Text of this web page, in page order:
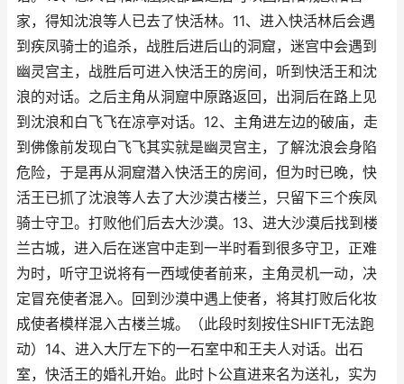
家，得知沈浪等人已去了快活林。11、进入快活林后会遇
到疾凤骑士的追杀，战胜后进后山的洞窟，迷宫中会遇到
幽灵宫主，战胜后可进入快活王的房间，听到快活王和沈
浪的对话。之后主角从洞窟中原路返回，出洞后在路上见
到沈浪和白飞飞在凉亭对话。12、主角进左边的破庙，走
到佛像前发现白飞飞其实就是幽灵宫主，了解沈浪会身陷
危险，于是再从洞窟潜入快活王的房间，但为时已晚，快
活王已抓了沈浪等人去了大沙漠古楼兰，只留下三个疾凤
骑士守卫。打败他们后去大沙漠。13、进大沙漠后找到楼
兰古城，进入后在迷宫中走到一半时看到很多守卫，正难
为时，听守卫说将有一西域使者前来，主角灵机一动，决
定冒充使者混入。回到沙漠中遇上使者，将其打败后化妆
成使者模样混入古楼兰城。（此段时刻按住SHIFT无法跑
动）14、进入大厅左下的一石室中和王夫人对话。出石
室，快活王的婚礼开始。此时卜公直进来名为送礼，实为